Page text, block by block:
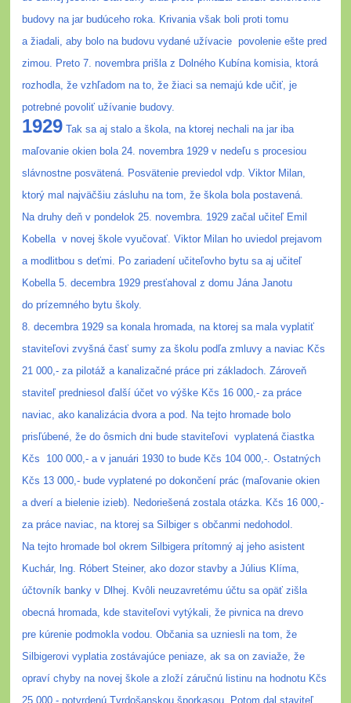
budovy na jar budúceho roka. Krivania však boli proti tomu
a žiadali, aby bolo na budovu vydané užívacie povolenie ešte pred
zimou. Preto 7. novembra prišla z Dolného Kubína komisia, ktorá
rozhodla, že vzhľadom na to, že žiaci sa nemajú kde učiť, je
potrebné povoliť užívanie budovy.
1929 Tak sa aj stalo a škola, na ktorej nechali na jar iba
maľovanie okien bola 24. novembra 1929 v nedeľu s procesiou
slávnostne posvätená. Posvätenie previedol vdp. Viktor Milan,
ktorý mal najväčšiu zásluhu na tom, že škola bola postavená.
Na druhy deň v pondelok 25. novembra. 1929 začal učiteľ Emil
Kobella v novej škole vyučovať. Viktor Milan ho uviedol prejavom
a modlitbou s deťmi. Po zariadení učiteľovho bytu sa aj učiteľ
Kobella 5. decembra 1929 presťahoval z domu Jána Janotu
do prízemného bytu školy.
8. decembra 1929 sa konala hromada, na ktorej sa mala vyplatiť
staviteľovi zvyšná časť sumy za školu podľa zmluvy a naviac Kčs
21 000,- za pilotáž a kanalizačné práce pri základoch. Zároveň
staviteľ predniesol ďalší účet vo výške Kčs 16 000,- za práce
naviac, ako kanalizácia dvora a pod. Na tejto hromade bolo
prisľúbené, že do ôsmich dni bude staviteľovi
vyplatená čiastka
Kčs
100 000,- a v januári 1930 to bude Kčs 104 000,-. Ostatných
Kčs 13 000,- bude vyplatené po dokončení prác (maľovanie okien
a dverí a bielenie izieb). Nedoriešená zostala otázka. Kčs 16 000,-
za práce naviac, na ktorej sa Silbiger s občanmi nedohodol.
Na tejto hromade bol okrem Silbigera prítomný aj jeho asistent
Kuchár, lng. Róbert Steiner, ako dozor stavby a Július Klíma,
účtovník banky v Dlhej. Kvôli neuzavretému účtu sa opäť zišla
obecná hromada, kde staviteľovi vytýkali, že pivnica na drevo
pre kúrenie podmokla vodou. Občania sa uzniesli na tom, že
Silbigerovi vyplatia zostávajúce peniaze, ak sa on zaviaže, že
opraví chyby na novej škole a zloží záručnú listinu na hodnotu Kčs
25 000,- potvrdenú Tvrdošanskou šporkasou. Potom dal staviteľ